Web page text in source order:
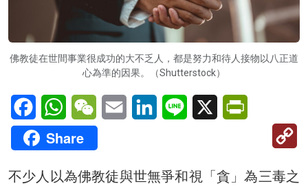
佛教徒在世間事業很成功的大不乏人，都是努力和待人接物以八正道
心為準的因果。（Shutterstock）
FacebookWhatsAppWeChatEmail LinkedInLine X
Share
不少人以為佛教徒與世無爭和視「貪」為三毒之